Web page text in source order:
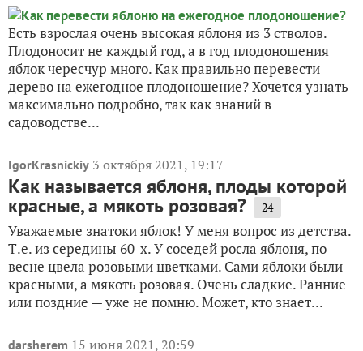
Есть взрослая очень высокая яблоня из 3 стволов.
Плодоносит не каждый год, а в год плодоношения
яблок чересчур много. Как правильно перевести
дерево на ежегодное плодоношение? Хочется узнать
максимально подробно, так как знаний в
садоводстве...
IgorKrasnickiy 3 октября 2021, 19:17
Как называется яблоня, плоды которой
красные, а мякоть розовая? 24
Уважаемые знатоки яблок! У меня вопрос из детства.
Т.е. из середины 60-х. У соседей росла яблоня, по
весне цвела розовыми цветками. Сами яблоки были
красными, а мякоть розовая. Очень сладкие. Ранние
или поздние — уже не помню. Может, кто знает...
darsherem 15 июня 2021, 20:59